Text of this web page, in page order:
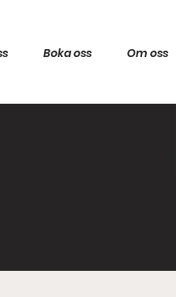
Boka oss Om oss